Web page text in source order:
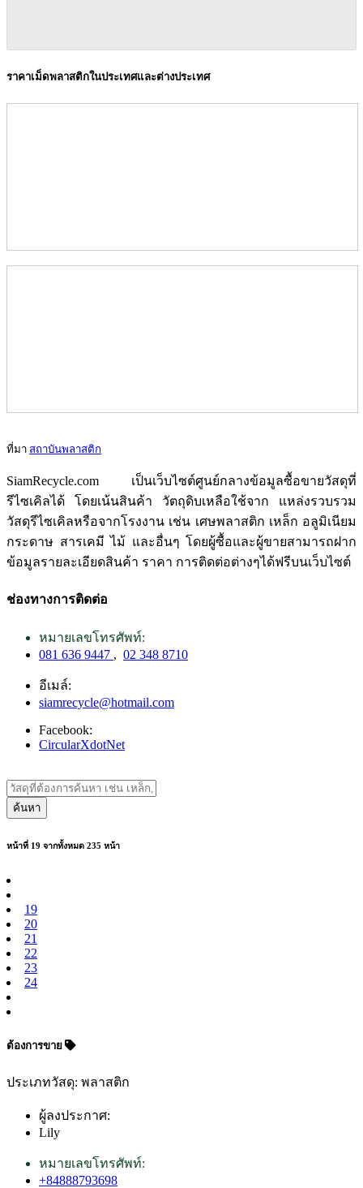
ราคาเม็ดพลาสติกในประเทศและต่างประเทศ
ที่มา สถาบันพลาสติก
SiamRecycle.com เป็นเว็บไซต์ศูนย์กลางข้อมูลซื้อขายวัสดุที่
รีไซเคิลได้ โดยเน้นสินค้า วัตถุดิบเหลือใช้จาก แหล่งรวบรวม
วัสดุรีไซเคิลหรือจากโรงงาน เช่น เศษพลาสติก เหล็ก อลูมิเนียม
กระดาษ สารเคมี ไม้ และอื่นๆ โดยผู้ซื้อและผู้ขายสามารถฝาก
ข้อมูลรายละเอียดสินค้า ราคา การติดต่อต่างๆได้ฟรีบนเว็บไซต์
ช่องทางการติดต่อ
หมายเลขโทรศัพท์:
081 636 9447 , 02 348 8710
อีเมล์:
siamrecycle@hotmail.com
Facebook:
CircularXdotNet
ค้นหา
หน้าที่ 19 จากทั้งหมด 235 หน้า
19
20
21
22
23
24
ต้องการขาย
ประเภทวัสดุ: พลาสติก
ผู้ลงประกาศ:
Lily
หมายเลขโทรศัพท์:
+84888793698